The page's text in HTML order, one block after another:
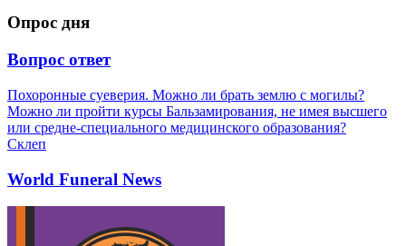
Опрос дня
Вопрос ответ
Похоронные суеверия. Можно ли брать землю с могилы?
Можно ли пройти курсы Бальзамирования, не имея высшего
или средне-специального медицинского образования?
Склеп
World Funeral News